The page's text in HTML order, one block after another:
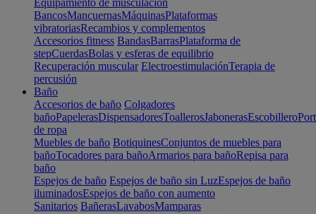
Equipamiento de musculación
BancosMancuernasMáquinasPlataformas
vibratoriasRecambios y complementos
Accesorios fitness BandasBarrasPlataforma de
stepCuerdasBolas y esferas de equilibrio
Recuperación muscular ElectroestimulaciónTerapia de
percusión
Baño
Accesorios de baño Colgadores
bañoPapelerasDispensadoresToallerosJabonerasEscobillero
de ropa
Muebles de baño BotiquinesConjuntos de muebles para
bañoTocadores para bañoArmarios para bañoRepisa para
baño
Espejos de baño Espejos de baño sin LuzEspejos de baño
iluminadosEspejos de baño con aumento
Sanitarios BañerasLavabosMamparas